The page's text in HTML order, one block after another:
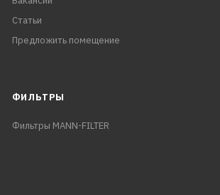
Статьи
Предложить помещение
ФИЛЬТРЫ
Фильтры MANN-FILTER